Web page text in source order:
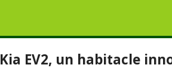
Kia EV2, un habitacle